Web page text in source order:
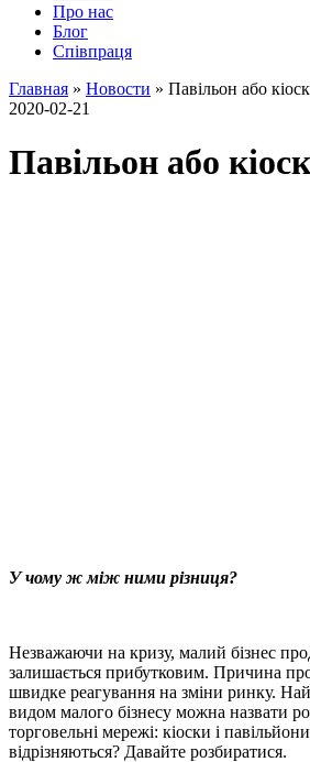
Про нас
Блог
Співпраця
Главная » Новости » Павільон або кіоск
2020-02-21
Павільон або кіоск
У чому ж між ними різниця?
Незважаючи на кризу, малий бізнес
залишається прибутковим. Причина
швидке реагування на зміни ринку.
видом малого бізнесу можна назвати
торговельні мережі: кіоски і
відрізняються? Давайте розбиратися.